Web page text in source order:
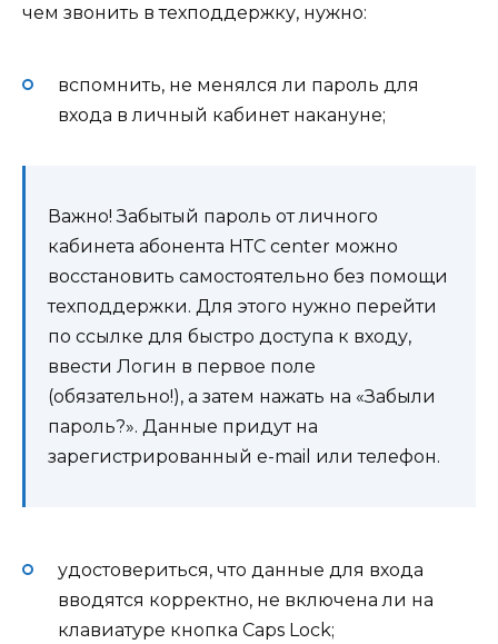
чем звонить в техподдержку, нужно:
вспомнить, не менялся ли пароль для
входа в личный кабинет накануне;
Важно! Забытый пароль от личного
кабинета абонента НТС center можно
восстановить самостоятельно без помощи
техподдержки. Для этого нужно перейти
по ссылке для быстро доступа к входу,
ввести Логин в первое поле
(обязательно!), а затем нажать на «Забыли
пароль?». Данные придут на
зарегистрированный e-mail или телефон.
удостовериться, что данные для входа
вводятся корректно, не включена ли на
клавиатуре кнопка Caps Lock;